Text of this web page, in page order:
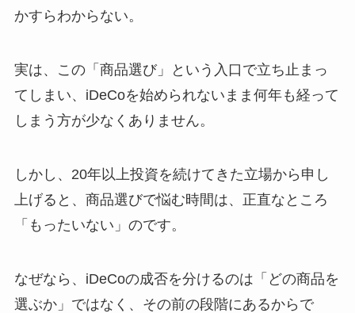
かすらわからない。
実は、この「商品選び」という入口で立ち止まっ
てしまい、iDeCoを始められないまま何年も経って
しまう方が少なくありません。
しかし、20年以上投資を続けてきた立場から申し
上げると、商品選びで悩む時間は、正直なところ
「もったいない」のです。
なぜなら、iDeCoの成否を分けるのは「どの商品を
選ぶか」ではなく、その前の段階にあるからで